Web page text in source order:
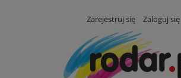
Zarejestruj się Zaloguj się